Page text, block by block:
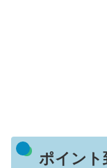
ポイント